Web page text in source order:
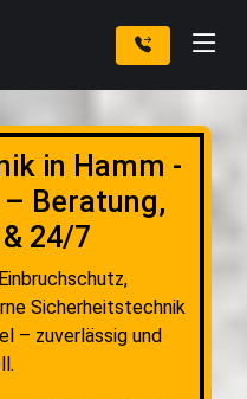
in Hamm -
Beratung,
24/7
Sicherheitstechnik
– zuverlässig und